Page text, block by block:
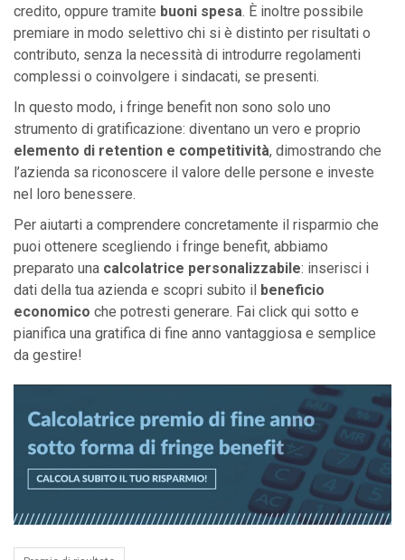
credito, oppure tramite buoni spesa. È inoltre possibile
premiare in modo selettivo chi si è distinto per risultati o
contributo, senza la necessità di introdurre regolamenti
complessi o coinvolgere i sindacati, se presenti.
In questo modo, i fringe benefit non sono solo uno
strumento di gratificazione: diventano un vero e proprio
elemento di retention e competitività, dimostrando che
l’azienda sa riconoscere il valore delle persone e investe
nel loro benessere.
Per aiutarti a comprendere concretamente il risparmio che
puoi ottenere scegliendo i fringe benefit, abbiamo
preparato una calcolatrice personalizzabile: inserisci i
dati della tua azienda e scopri subito il beneficio
economico che potresti generare. Fai click qui sotto e
pianifica una gratifica di fine anno vantaggiosa e semplice
da gestire!